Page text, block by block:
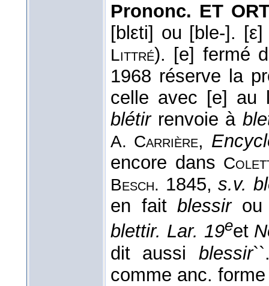
Prononc. ET
[blεti] ou [ble-].
Littré). [e] fermé
1968 réserve la
celle avec [e] au
blétirrenvoie à
A. Carrière,
encore dans
Besch. 1845,s.v.
en faitblessir
blettir. Lar. 19eet
dit aussi blessir
comme anc.